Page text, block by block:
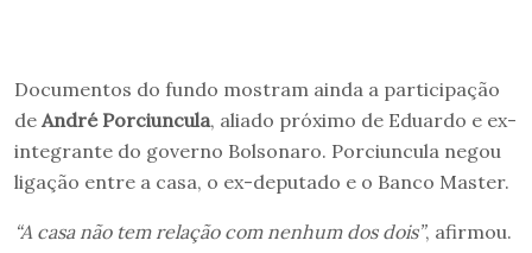
Documentos do fundo mostram ainda a participação
de André Porciuncula, aliado próximo de Eduardo e ex-
integrante do governo Bolsonaro. Porciuncula negou
ligação entre a casa, o ex-deputado e o Banco Master.
“A casa não tem relação com nenhum dos dois”, afirmou.